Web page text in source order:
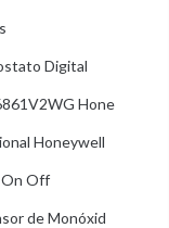
Digital
Hone
Honeywell
Off
de Monóxid